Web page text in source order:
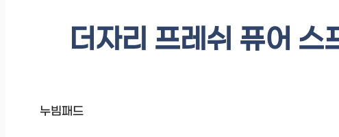
더자리 프레쉬 퓨어 스
누빔패드